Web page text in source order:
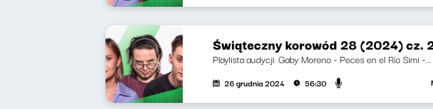
Świąteczny korowód 28 (2024) cz.
Playlista audycji: Gaby Moreno - Peces en el Río Simi -...
26 grudnia 2024 56:30